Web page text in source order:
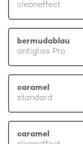
cleaneffect
bermudablau
antigliss Pro
caramel
standard
caramel